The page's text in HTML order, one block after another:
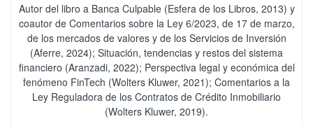
Autor del libro a Banca Culpable (Esfera de los Libros, 2013) y
coautor de Comentarios sobre la Ley 6/2023, de 17 de marzo,
de los mercados de valores y de los Servicios de Inversión
(Aferre, 2024); Situación, tendencias y restos del sistema
financiero (Aranzadi, 2022); Perspectiva legal y económica del
fenómeno FinTech (Wolters Kluwer, 2021); Comentarios a la
Ley Reguladora de los Contratos de Crédito Inmobiliario
(Wolters Kluwer, 2019).